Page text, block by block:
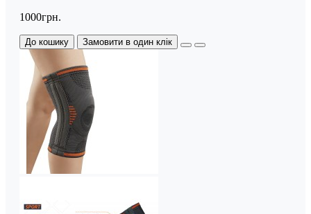
1000грн.
До кошику Замовити в один клік